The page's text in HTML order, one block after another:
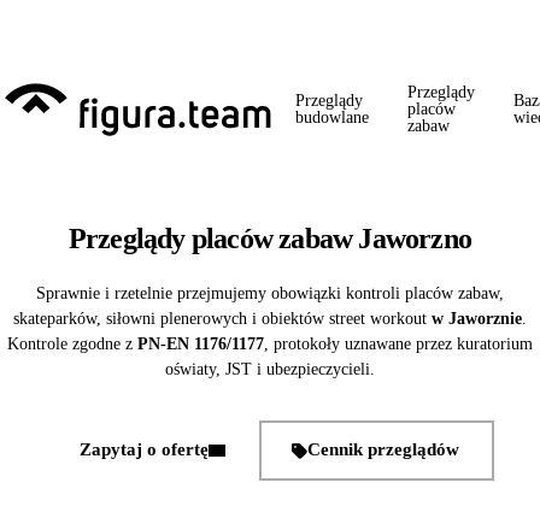
Przeglądy
budowlane
Przeglądy
placów
zabaw
Przeglądy placów zabaw Jaworzno
Sprawnie i rzetelnie przejmujemy obowiązki kontroli placów zabaw,
skateparków, siłowni plenerowych i obiektów street workout w Jaworznie
Kontrole zgodne z PN-EN 1176/1177 , protokoły uznawane przez kuratorium
oświaty, JST i ubezpieczycieli.
Zapytaj o ofertę Cennik przeglądów